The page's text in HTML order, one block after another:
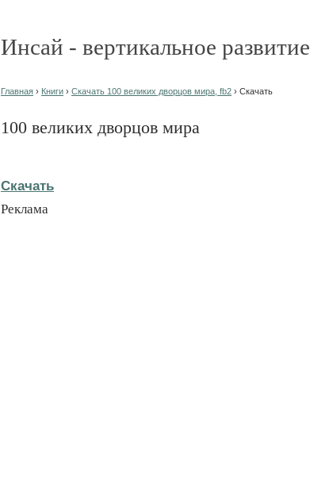
Инсай - вертикальное развитие
Главная › Книги › Скачать 100 великих дворцов мира, fb2 › Скачать
100 великих дворцов мира
Скачать
Реклама